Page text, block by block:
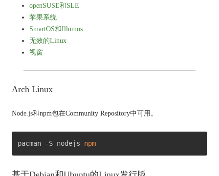
openSUSE和SLE
苹果系统
SmartOS和Illumos
无效的Linux
视窗
Arch Linux
Node.js和npm包在Community Repository中可用。
pacman -S nodejs npm